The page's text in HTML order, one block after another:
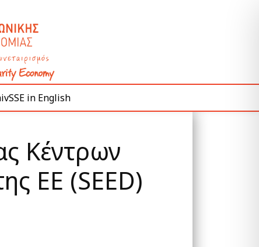
in English
Κέντρων
ΕΕ (SEED)